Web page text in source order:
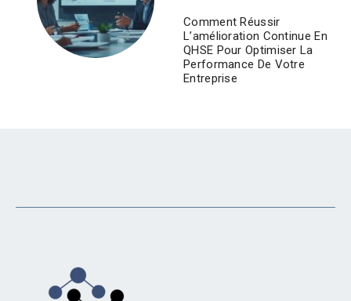
Comment Réussir
L’amélioration Continue En
QHSE Pour Optimiser La
Performance De Votre
Entreprise